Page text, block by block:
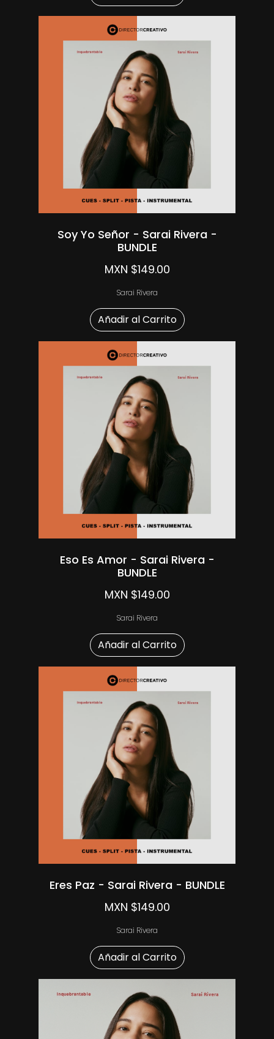
Soy Yo Señor - Sarai Rivera -
BUNDLE
MXN $149.00
Sarai Rivera
Añadir al Carrito
Eso Es Amor - Sarai Rivera -
BUNDLE
MXN $149.00
Sarai Rivera
Añadir al Carrito
Eres Paz - Sarai Rivera - BUNDLE
MXN $149.00
Sarai Rivera
Añadir al Carrito